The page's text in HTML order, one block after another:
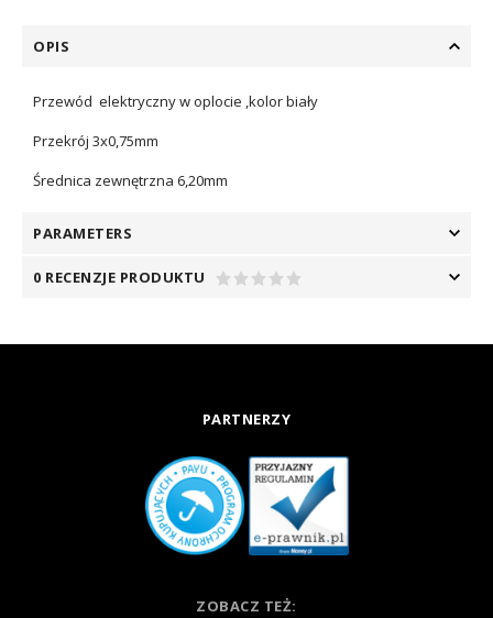
OPIS
Przewód elektryczny w oplocie ,kolor biały
Przekrój 3x0,75mm
Średnica zewnętrzna 6,20mm
PARAMETERS
0 RECENZJE PRODUKTU
PARTNERZY
ZOBACZ TEŻ: